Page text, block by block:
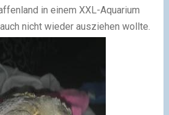
in einem XXL-Aquarium
nicht wieder ausziehen wollte.